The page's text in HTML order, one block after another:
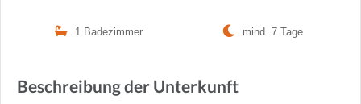
1 Badezimmer mind. 7 Tage
Beschreibung der Unterkunft